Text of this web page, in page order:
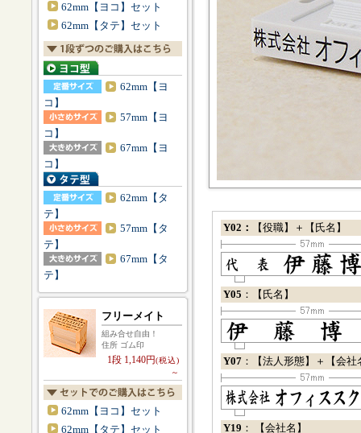
62mm【ヨコ】セット
62mm【タテ】セット
62mm【ヨ
コ】
57mm【ヨ
コ】
67mm【ヨ
コ】
62mm【タ
テ】
57mm【タ
テ】
67mm【タ
テ】
フリーメイト
組み合せ自由！
住所 ゴム印
1段 1,140円(税込)
～
62mm【ヨコ】セット
62mm【タテ】セット
Y02： 【役職】＋【氏名】
Y05 ：【氏名】
Y07：【法人形態】＋【会社
Y19 ： 【会社名】